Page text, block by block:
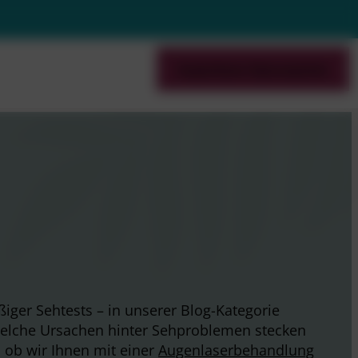
Sehtests – in unserer Blog-Kategorie
Ursachen hinter Sehproblemen stecken
ob wir Ihnen mit einer Augenlaserbehandlung